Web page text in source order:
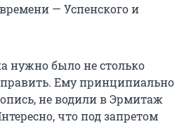
— Успенского и
нужно было не столько
Ему принципиально
не водили в Эрмитаж
что под запретом